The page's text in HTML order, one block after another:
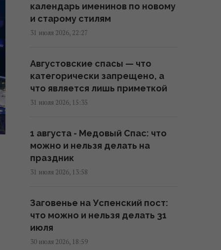
Магнитные бури 6-8 августа:
когда ждать нового удара
6 августа пекло в Украине
достигнет максимума (карта)
Глобальное потепление может
превысить критический порог
уже в ближайшие месяцы, –
Эль-Ниньо может привести к
голоду в 45 странах: в ООН
календарь именинов по новому
и старому стилям
31 июля 2026, 22:27
Августовские спасы — что
категорически запрещено, а
что является лишь приметкой
31 июля 2026, 15:35
1 августа - Медовый Спас: что
можно и нельзя делать на
праздник
31 июля 2026, 13:58
Заговенье на Успенский пост:
что можно и нельзя делать 31
июля
30 июля 2026, 18:59